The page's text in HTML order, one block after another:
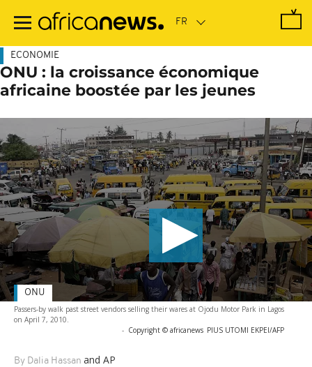
contenu
ECONOMIE
ONU : la croissance économique
africaine boostée par les jeunes
Passers-by walk past street vendors selling their wares at Ojodu Motor Park in Lagos
on April 7, 2010.
- Copyright © africanews PIUS UTOMI EKPEI/AFP
By Dalia Hassan and AP
ONU